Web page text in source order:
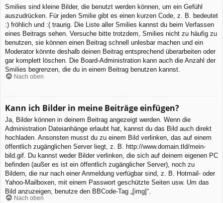
Smilies sind kleine Bilder, die benutzt werden können, um ein Gefühl
auszudrücken. Für jeden Smilie gibt es einen kurzen Code, z. B. bedeutet
:) fröhlich und :( traurig. Die Liste aller Smilies kannst du beim Verfassen
eines Beitrags sehen. Versuche bitte trotzdem, Smilies nicht zu häufig zu
benutzen, sie können einen Beitrag schnell unlesbar machen und ein
Moderator könnte deshalb deinen Beitrag entsprechend überarbeiten oder
gar komplett löschen. Die Board-Administration kann auch die Anzahl der
Smilies begrenzen, die du in einem Beitrag benutzen kannst.
Nach oben
Kann ich Bilder in meine Beiträge einfügen?
Ja, Bilder können in deinem Beitrag angezeigt werden. Wenn die
Administration Dateianhänge erlaubt hat, kannst du das Bild auch direkt
hochladen. Ansonsten musst du zu einem Bild verlinken, das auf einem
öffentlich zugänglichen Server liegt, z. B. http://www.domain.tld/mein-
bild.gif. Du kannst weder Bilder verlinken, die sich auf deinem eigenen PC
befinden (außer es ist ein öffentlich zugänglicher Server), noch zu
Bildern, die nur nach einer Anmeldung verfügbar sind, z. B. Hotmail- oder
Yahoo-Mailboxen, mit einem Passwort geschützte Seiten usw. Um das
Bild anzuzeigen, benutze den BBCode-Tag „[img]“.
Nach oben